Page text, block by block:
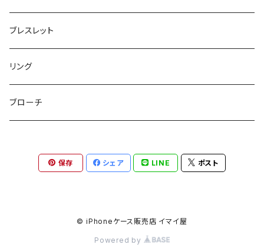
トートバッグ
パスケース
ミラー
ハンドタオル
シュシュット
キープスタイラー
ヘアピン
ヘアクリップ
ピアス
イヤリング
セットピアス
イヤーカフ
ブレスレット
リング
ブローチ
保存 シェア LINE ポスト
© iPhoneケース販売店 イマイ屋
Powered by